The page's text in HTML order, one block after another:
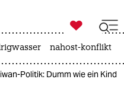

taz zahl ich
nahost-konflikt
Politik: Dumm wie ein Kind